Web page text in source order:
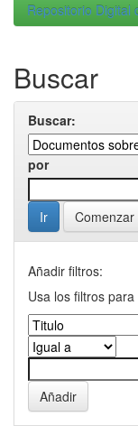
Repositorio Digital
Buscar
Buscar:
por
Añadir filtros:
Usa los filtros